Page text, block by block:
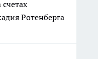
Ротенберга